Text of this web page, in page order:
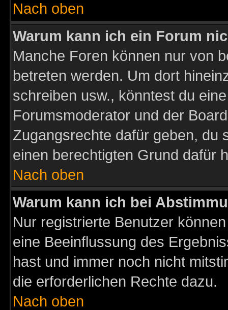
Nach oben
Warum kann ich ein Forum
Manche Foren können nur von
betreten werden. Um dort
schreiben usw., könntest du
Forumsmoderator und der
Zugangsrechte dafür geben, du
einen berechtigten Grund dafür
Nach oben
Warum kann ich bei
Nur registrierte Benutzer
eine Beeinflussung des
hast und immer noch nicht
die erforderlichen Rechte dazu.
Nach oben